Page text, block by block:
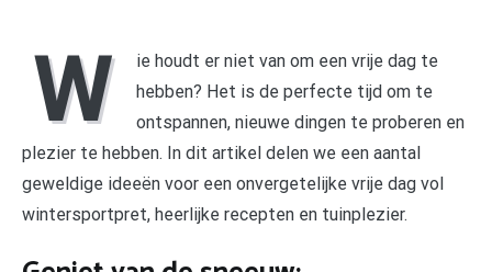
W
ie houdt er niet van om een vrije dag te
hebben? Het is de perfecte tijd om te
ontspannen, nieuwe dingen te proberen en
plezier te hebben. In dit artikel delen we een aantal
geweldige ideeën voor een onvergetelijke vrije dag vol
wintersportpret, heerlijke recepten en tuinplezier.